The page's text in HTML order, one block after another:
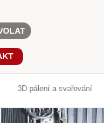
3D pálení a svařování